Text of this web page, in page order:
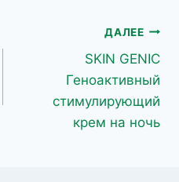
ДАЛЕЕ
SKIN GENIC
Геноактивный
стимулирующий
крем на ночь